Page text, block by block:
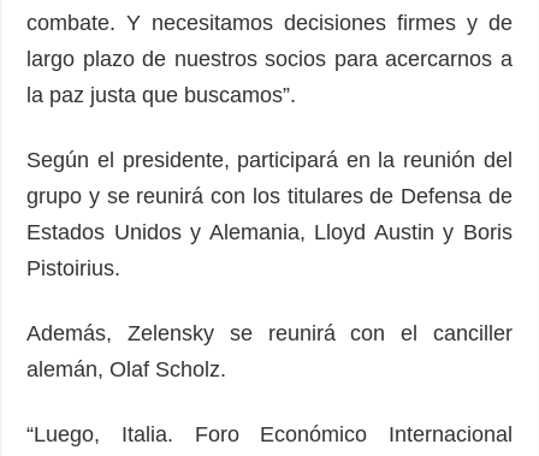
combate. Y necesitamos decisiones firmes y de
largo plazo de nuestros socios para acercarnos a
la paz justa que buscamos”.
Según el presidente, participará en la reunión del
grupo y se reunirá con los titulares de Defensa de
Estados Unidos y Alemania, Lloyd Austin y Boris
Pistoirius.
Además, Zelensky se reunirá con el canciller
alemán, Olaf Scholz.
“Luego, Italia. Foro Económico Internacional